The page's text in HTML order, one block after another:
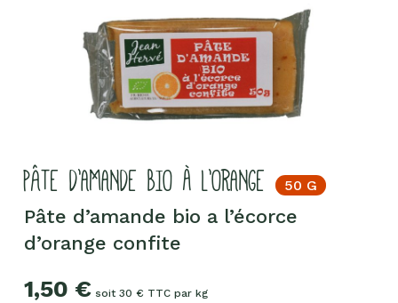
PÂTE D’AMANDE BIO À L’ORANGE 50 G
Pâte d’amande bio a l’écorce
d’orange confite
1,50 €soit 30 € TTC par kg